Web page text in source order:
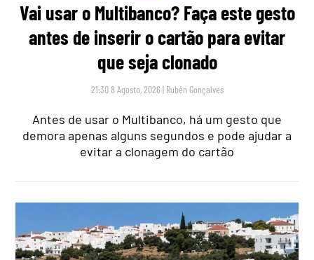
Vai usar o Multibanco? Faça este gesto
antes de inserir o cartão para evitar
que seja clonado
21:30 8 Agosto, 2026 | Rubén Gonçalves
Antes de usar o Multibanco, há um gesto que
demora apenas alguns segundos e pode ajudar a
evitar a clonagem do cartão